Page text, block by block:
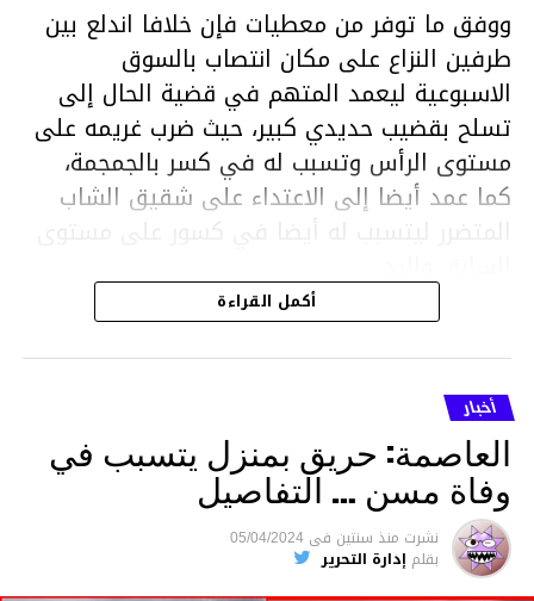
ووفق ما توفر من معطيات فإن خلافا اندلع بين
طرفين النزاع على مكان انتصاب بالسوق
الاسبوعية ليعمد المتهم في قضية الحال إلى
تسلح بقضيب حديدي كبير، حيث ضرب غريمه على
مستوى الرأس وتسبب له في كسر بالجمجمة،
كما عمد أيضا إلى الاعتداء على شقيق الشاب
المتضرر ليتسبب له أيضا في كسور على مستوى
هذا وقد تمكن أعوان مركز الأمن الوطني بحي
هلال في توقيت قياسي من محاصرة المشتبه به
والقبض عليه وإحالته على التحقيق في خصوص
ما نُسبه إليه.
متابعة
قسم الاخبار
أكمل القراءة
أخبار
العاصمة: حريق بمنزل يتسبب في
وفاة مسن … التفاصيل
نشرت منذ سنتين فى 05/04/2024
بقلم إدارة التحرير